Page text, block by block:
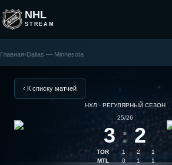
NHL
STREAM
Minnesota
Главная›Dallas — Minnesota
‹ К списку матчей
НХЛ · РЕГУЛЯРНЫЙ СЕЗОН
25/26
3 : 2
TOR 1 2
1
MTL
0 1 1